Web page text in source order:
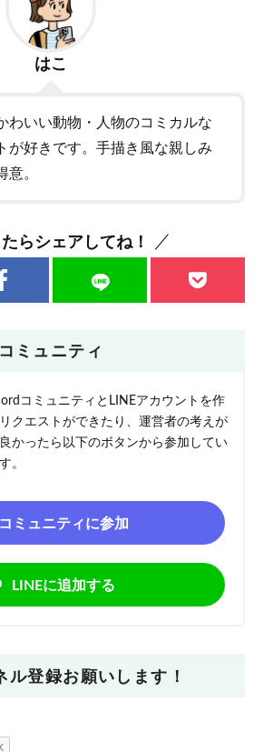
はこ
わいい動物・人物のコミカルな
が好きです。手描き風な親しみ
意。
らシェアしてね！
ミュニティ
コミュニティとLINEアカウントを作
クエストができたり、運営者の考えが
かったら以下のボタンから参加してい
。
コミュニティに参加
LINEに追加する
ル登録お願いします！